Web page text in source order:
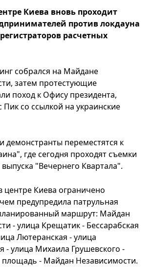
Киева вновь проходит
против локдауна
расчетных
собрался на Майдане
затем протестующие
поход к Офису президента,
Пик со ссылкой на украинские
демонстранты переместятся к
где сегодня проходят съемки
"Вечернего Квартала".
центре Киева ограничено
предупредила патрульная
маршрут: Майдан
- улица Крещатик - Бессарабская
Лютеранская - улица
- улица Михаила Грушевского -
площадь - Майдан Независимости.